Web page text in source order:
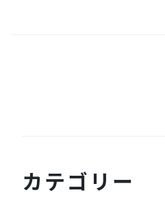
カテゴリー